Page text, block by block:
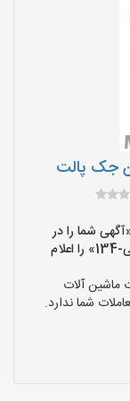
جک پالت
شما را در
سایت «ماشین آلات یاب» دیده ام و کد «آگهی-134» را اعلام
ماشین آلات
شما ندارد.